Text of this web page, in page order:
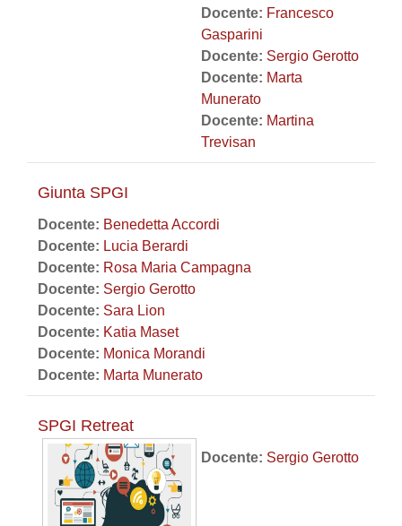
Docente: Francesco
Gasparini
Docente: Sergio Gerotto
Docente: Marta
Munerato
Docente: Martina
Trevisan
Giunta SPGI
Docente: Benedetta Accordi
Docente: Lucia Berardi
Docente: Rosa Maria Campagna
Docente: Sergio Gerotto
Docente: Sara Lion
Docente: Katia Maset
Docente: Monica Morandi
Docente: Marta Munerato
SPGI Retreat
Docente: Sergio Gerotto